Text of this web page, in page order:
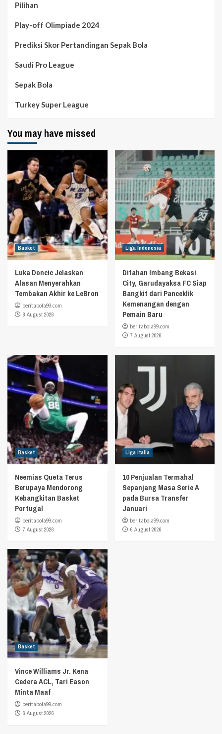
Pilihan
Play-off Olimpiade 2024
Prediksi Skor Pertandingan Sepak Bola
Saudi Pro League
Sepak Bola
Turkey Super League
You may have missed
Basket
Luka Doncic Jelaskan
Alasan Menyerahkan
Tembakan Akhir ke LeBron
beritabola99.com
8 August 2026
Liga Indonesia
Ditahan Imbang Bekasi
City, Garudayaksa FC Siap
Bangkit dari Panceklik
Kemenangan dengan
Pemain Baru
beritabola99.com
7 August 2026
Basket
Neemias Queta Terus
Berupaya Mendorong
Kebangkitan Basket
Portugal
beritabola99.com
7 August 2026
Liga Italia
10 Penjualan Termahal
Sepanjang Masa Serie A
pada Bursa Transfer
Januari
beritabola99.com
6 August 2026
Basket
Vince Williams Jr. Kena
Cedera ACL, Tari Eason
Minta Maaf
beritabola99.com
6 August 2026